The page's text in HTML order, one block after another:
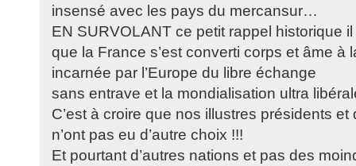
insensé avec les pays du mercansur…
EN SURVOLANT ce petit rappel historique
que la France s’est converti corps et âme à
incarnée par l’Europe du libre échange
sans entrave et la mondialisation ultra
C’est à croire que nos illustres présidents et
n’ont pas eu d’autre choix !!!
Et pourtant d’autres nations et pas des